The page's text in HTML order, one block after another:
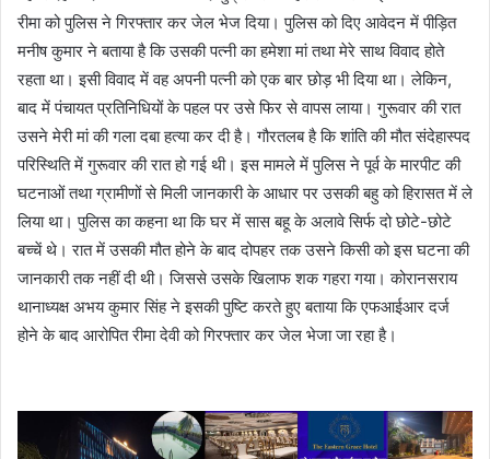
रीमा को पुलिस ने गिरफ्तार कर जेल भेज दिया। पुलिस को दिए आवेदन में पीड़ित
मनीष कुमार ने बताया है कि उसकी पत्नी का हमेशा मां तथा मेरे साथ विवाद होते
रहता था। इसी विवाद में वह अपनी पत्नी को एक बार छोड़ भी दिया था। लेकिन,
बाद में पंचायत प्रतिनिधियों के पहल पर उसे फिर से वापस लाया। गुरूवार की रात
उसने मेरी मां की गला दबा हत्या कर दी है। गौरतलब है कि शांति की मौत संदेहास्पद
परिस्थिति में गुरूवार की रात हो गई थी। इस मामले में पुलिस ने पूर्व के मारपीट की
घटनाओं तथा ग्रामीणों से मिली जानकारी के आधार पर उसकी बहु को हिरासत में ले
लिया था। पुलिस का कहना था कि घर में सास बहू के अलावे सिर्फ दो छोटे-छोटे
बच्चें थे। रात में उसकी मौत होने के बाद दोपहर तक उसने किसी को इस घटना की
जानकारी तक नहीं दी थी। जिससे उसके खिलाफ शक गहरा गया। कोरानसराय
थानाध्यक्ष अभय कुमार सिंह ने इसकी पुष्टि करते हुए बताया कि एफआईआर दर्ज
होने के बाद आरोपित रीमा देवी को गिरफ्तार कर जेल भेजा जा रहा है।